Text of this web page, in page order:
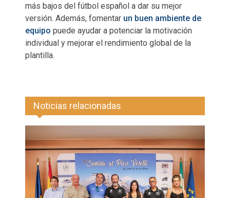
más bajos del fútbol español a dar su mejor
versión. Además, fomentar un buen ambiente de
equipo puede ayudar a potenciar la motivación
individual y mejorar el rendimiento global de la
plantilla.
Noticias relacionadas